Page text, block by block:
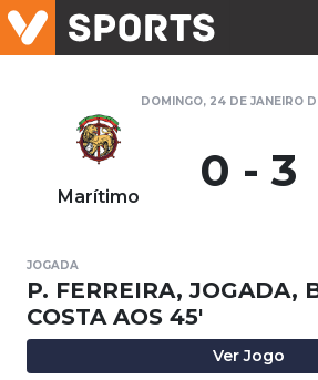
DOMINGO, 24 DE JANEIRO
Marítimo 0 - 3
JOGADA
P. FERREIRA, JOGADA,
COSTA AOS 45'
Ver Jogo